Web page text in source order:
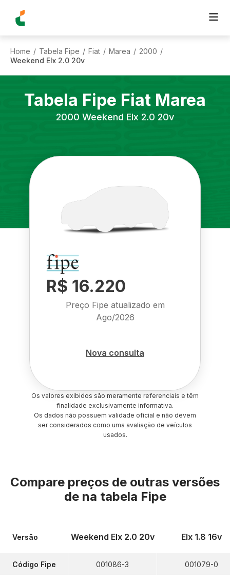
Home / Tabela Fipe / Fiat / Marea / 2000 /
Weekend Elx 2.0 20v
Tabela Fipe Fiat Marea
2000 Weekend Elx 2.0 20v
R$ 16.220
Preço Fipe atualizado em
Ago/2026
Nova consulta
Os valores exibidos são meramente referenciais e têm
finalidade exclusivamente informativa.
Os dados não possuem validade oficial e não devem
ser considerados como uma avaliação de veículos
usados.
Compare preços de outras versões
de na tabela Fipe
Versão
Código Fipe
Weekend Elx 2.0 20v
001086-3
Elx 1.8 16v
001079-0